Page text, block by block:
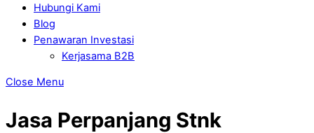
Hubungi Kami
Blog
Penawaran Investasi
Kerjasama B2B
Close Menu
Jasa Perpanjang Stnk